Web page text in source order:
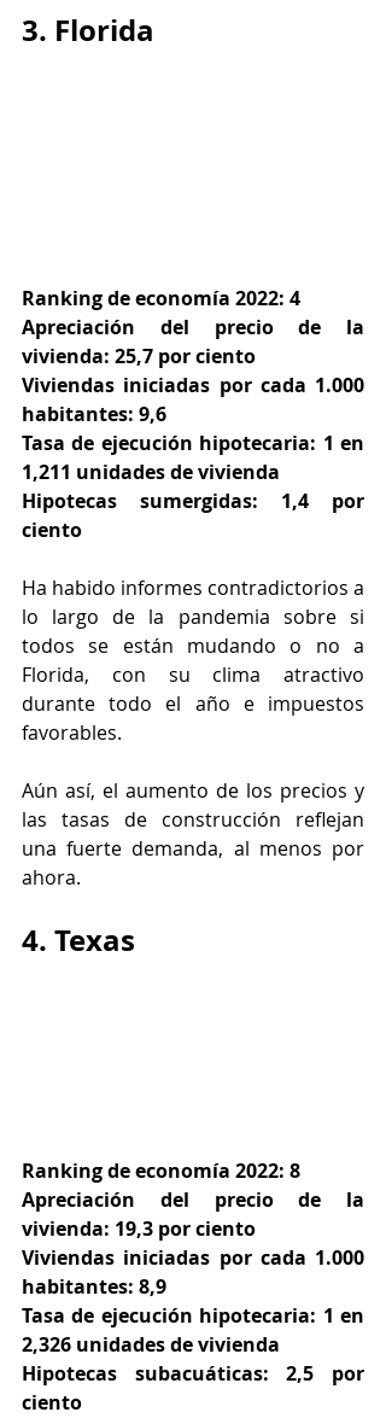
3. Florida
Ranking de economía 2022: 4
Apreciación del precio de la
vivienda: 25,7 por ciento
Viviendas iniciadas por cada 1.000
habitantes: 9,6
Tasa de ejecución hipotecaria: 1 en
1,211 unidades de vivienda
Hipotecas sumergidas: 1,4 por
ciento
Ha habido informes contradictorios a
lo largo de la pandemia sobre si
todos se están mudando o no a
Florida, con su clima atractivo
durante todo el año e impuestos
favorables.
Aún así, el aumento de los precios y
las tasas de construcción reflejan
una fuerte demanda, al menos por
ahora.
4. Texas
Ranking de economía 2022: 8
Apreciación del precio de la
vivienda: 19,3 por ciento
Viviendas iniciadas por cada 1.000
habitantes: 8,9
Tasa de ejecución hipotecaria: 1 en
2,326 unidades de vivienda
Hipotecas subacuáticas: 2,5 por
ciento